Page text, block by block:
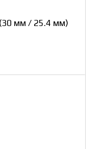
(30 мм / 25.4 мм)